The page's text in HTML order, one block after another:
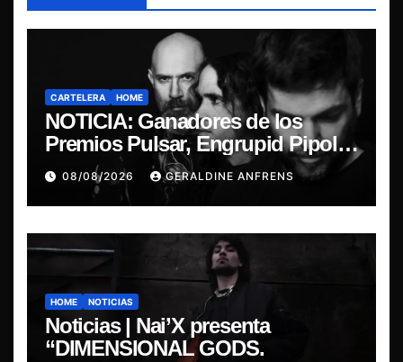
CARTELERA HOME
NOTICIA: Ganadores de los
Premios Pulsar, Engrupid Pipol
presentan show exclusivo.
08/08/2026 GERALDINE ANFRENS
HOME NOTICIAS
Noticias | Nai’X presenta
“DIMENSIONAL GODS.